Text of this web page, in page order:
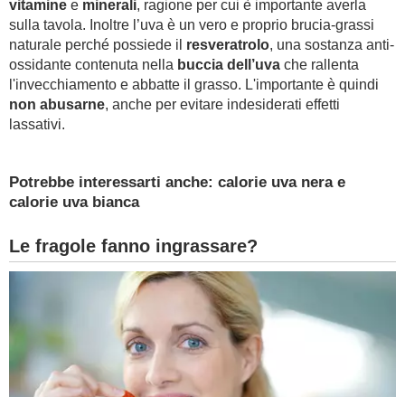
vitamine e minerali, ragione per cui è importante averla
sulla tavola. Inoltre l’uva è un vero e proprio brucia-grassi
naturale perché possiede il resveratrolo, una sostanza anti-
ossidante contenuta nella buccia dell’uva che rallenta
l'invecchiamento e abbatte il grasso. L'importante è quindi
non abusarne, anche per evitare indesiderati effetti
lassativi.
Potrebbe interessarti anche: calorie uva nera e
calorie uva bianca
Le fragole fanno ingrassare?